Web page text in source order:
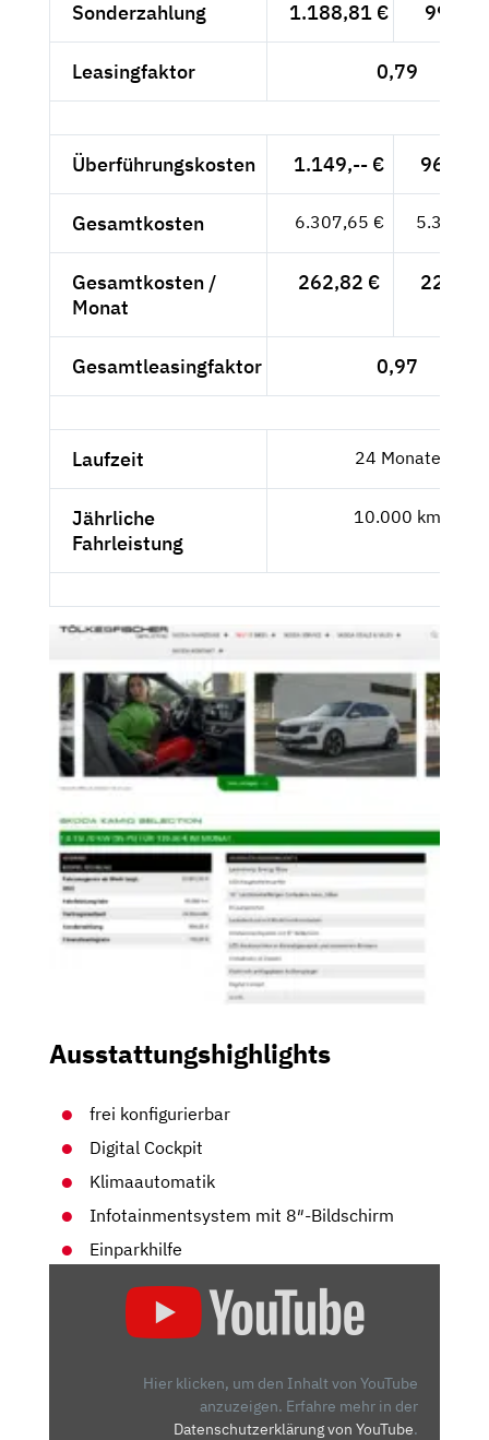
Sonderzahlung 1.188,81 € 999,--
Leasingfaktor 0,79
Überführungskosten 1.149,-- € 965,55
Gesamtkosten 6.307,65 €
Gesamtkosten /
Monat
262,82 € 220,86
Gesamtleasingfaktor 0,97
Laufzeit 24 Monate
Jährliche
Fahrleistung
10.000 km
Ausstattungshighlights
frei konfigurierbar
Digital Cockpit
Klimaautomatik
Infotainmentsystem mit 8″-Bildschirm
Einparkhilfe
Hier klicken, um den Inhalt von YouTube
anzuzeigen. Erfahre mehr in der
Datenschutzerklärung von YouTube.